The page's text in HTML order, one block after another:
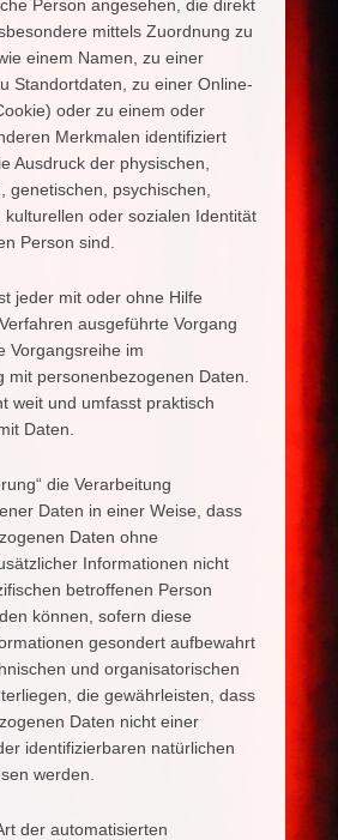
Person angesehen, die direkt
mittels Zuordnung zu
einem Namen, zu einer
Standortdaten, zu einer Online-
oder zu einem oder
Merkmalen identifiziert
Ausdruck der physischen,
genetischen, psychischen,
kulturellen oder sozialen Identität
Person sind.
jeder mit oder ohne Hilfe
ausgeführte Vorgang
Vorgangsreihe im
mit personenbezogenen Daten.
weit und umfasst praktisch
Daten.
die Verarbeitung
Daten in einer Weise, dass
Daten ohne
Informationen nicht
betroffenen Person
können, sofern diese
gesondert aufbewahrt
und organisatorischen
die gewährleisten, dass
Daten nicht einer
identifizierbaren natürlichen
werden.
der automatisierten